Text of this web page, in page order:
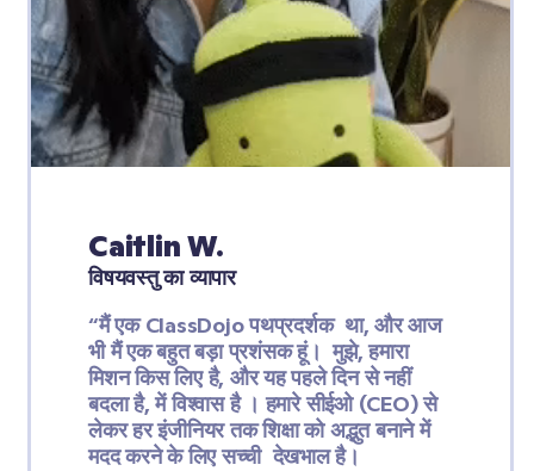
Caitlin W.
विषयवस्तु का व्यापार
“मैं एक ClassDojo पथप्रदर्शक  था, और आज
भी मैं एक बहुत बड़ा प्रशंसक हूं।  मुझे, हमारा
मिशन किस लिए है, और यह पहले दिन से नहीं
बदला है, में विश्वास है । हमारे सीईओ (CEO) से
लेकर हर इंजीनियर तक शिक्षा को अद्भुत बनाने में
मदद करने के लिए सच्ची  देखभाल है।